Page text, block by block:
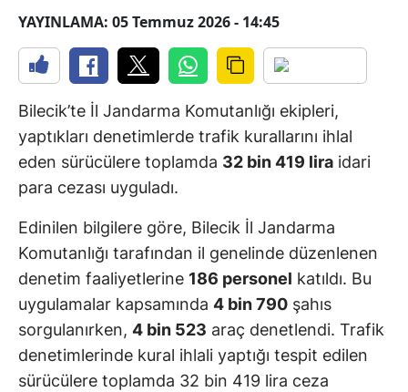
YAYINLAMA: 05 Temmuz 2026 - 14:45
Bilecik’te İl Jandarma Komutanlığı ekipleri,
yaptıkları denetimlerde trafik kurallarını ihlal
eden sürücülere toplamda 32 bin 419 lira idari
para cezası uyguladı.
Edinilen bilgilere göre, Bilecik İl Jandarma
Komutanlığı tarafından il genelinde düzenlenen
denetim faaliyetlerine 186 personel katıldı. Bu
uygulamalar kapsamında 4 bin 790 şahıs
sorgulanırken, 4 bin 523 araç denetlendi. Trafik
denetimlerinde kural ihlali yaptığı tespit edilen
sürücülere toplamda 32 bin 419 lira ceza